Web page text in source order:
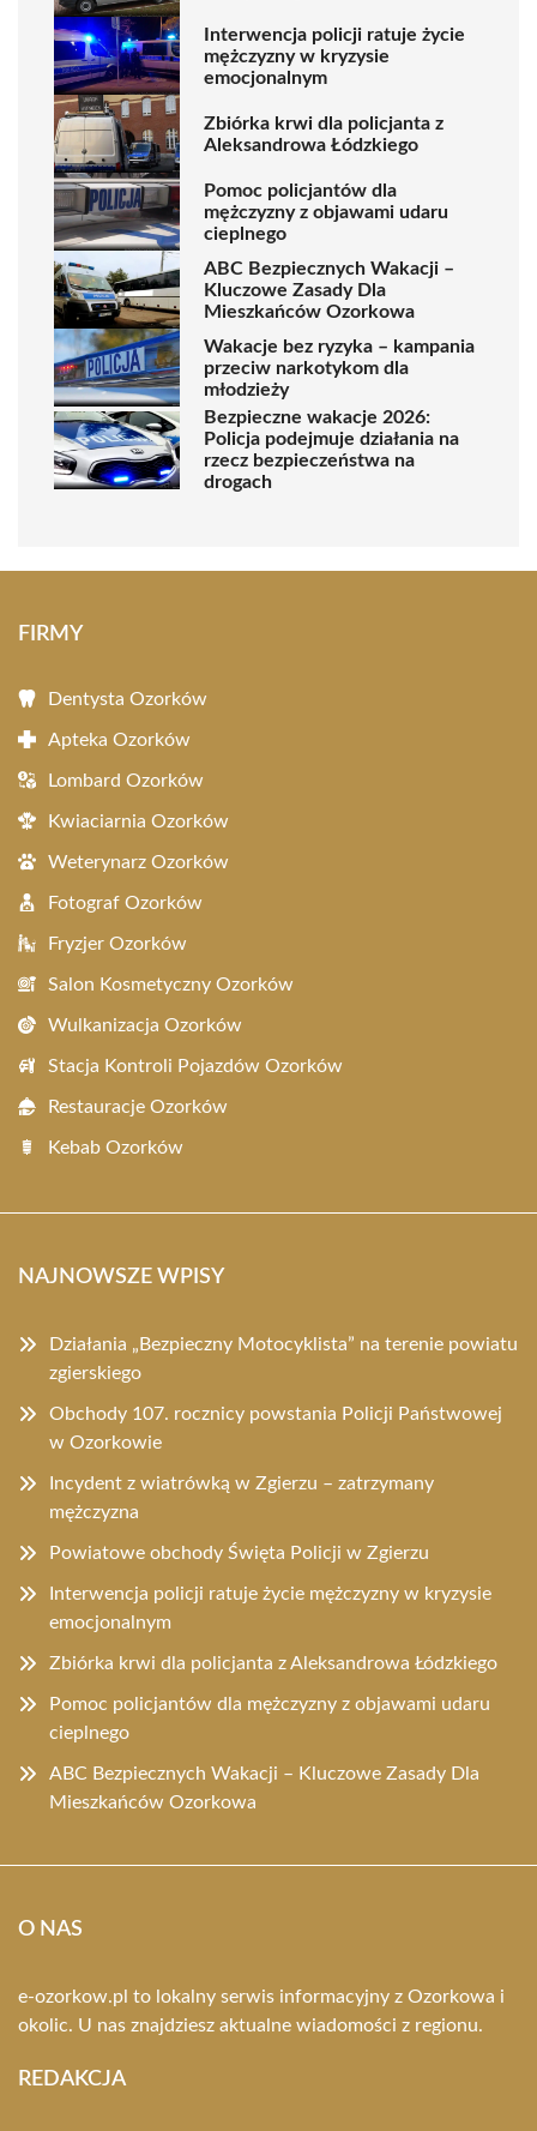
Interwencja policji ratuje życie
mężczyzny w kryzysie
emocjonalnym
Zbiórka krwi dla policjanta z
Aleksandrowa Łódzkiego
Pomoc policjantów dla
mężczyzny z objawami udaru
cieplnego
ABC Bezpiecznych Wakacji –
Kluczowe Zasady Dla
Mieszkańców Ozorkowa
Wakacje bez ryzyka – kampania
przeciw narkotykom dla
młodzieży
Bezpieczne wakacje 2026:
Policja podejmuje działania na
rzecz bezpieczeństwa na
drogach
FIRMY
Dentysta Ozorków
Apteka Ozorków
Lombard Ozorków
Kwiaciarnia Ozorków
Weterynarz Ozorków
Fotograf Ozorków
Fryzjer Ozorków
Salon Kosmetyczny Ozorków
Wulkanizacja Ozorków
Stacja Kontroli Pojazdów Ozorków
Restauracje Ozorków
Kebab Ozorków
NAJNOWSZE WPISY
Działania „Bezpieczny Motocyklista” na terenie powiatu
zgierskiego
Obchody 107. rocznicy powstania Policji Państwowej
w Ozorkowie
Incydent z wiatrówką w Zgierzu – zatrzymany
mężczyzna
Powiatowe obchody Święta Policji w Zgierzu
Interwencja policji ratuje życie mężczyzny w kryzysie
emocjonalnym
Zbiórka krwi dla policjanta z Aleksandrowa Łódzkiego
Pomoc policjantów dla mężczyzny z objawami udaru
cieplnego
ABC Bezpiecznych Wakacji – Kluczowe Zasady Dla
Mieszkańców Ozorkowa
O NAS
e-ozorkow.pl to lokalny serwis informacyjny z Ozorkowa i
okolic. U nas znajdziesz aktualne wiadomości z regionu.
REDAKCJA